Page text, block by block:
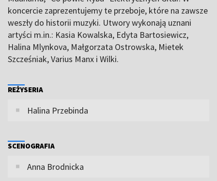
koncercie zaprezentujemy te przeboje, które na zawsze
weszły do historii muzyki. Utwory wykonają uznani
artyści m.in.: Kasia Kowalska, Edyta Bartosiewicz,
Halina Mlynkova, Małgorzata Ostrowska, Mietek
Szcześniak, Varius Manx i Wilki.
REŻYSERIA
Halina Przebinda
SCENOGRAFIA
Anna Brodnicka